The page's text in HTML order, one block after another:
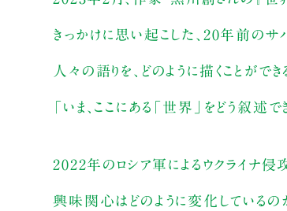
きっかけに思い起こした、20年前の
人々の語りを、どのように描くことがで
「いま、ここにある「世界」をどう叙
2022年のロシア軍によるウクライナ
興味関心はどのように変化している